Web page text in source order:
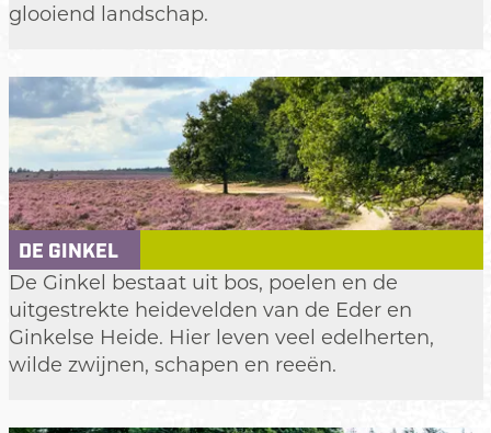
e
w
o
u
d
glooiend landschap.
DE GINKEL
D
e
G
i
De Ginkel bestaat uit bos, poelen en de
uitgestrekte heidevelden van de Eder en
Ginkelse Heide. Hier leven veel edelherten,
wilde zwijnen, schapen en reeën.